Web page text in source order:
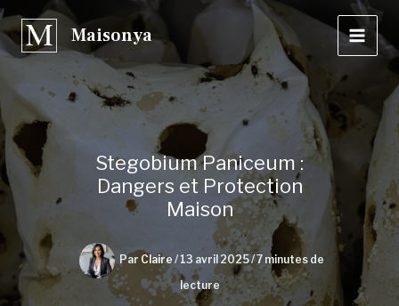
Aller
au
contenu
Maisonya
Stegobium Paniceum :
Dangers et Protection
Maison
Par Claire/ 13 avril 2025/7 minutes de
lecture